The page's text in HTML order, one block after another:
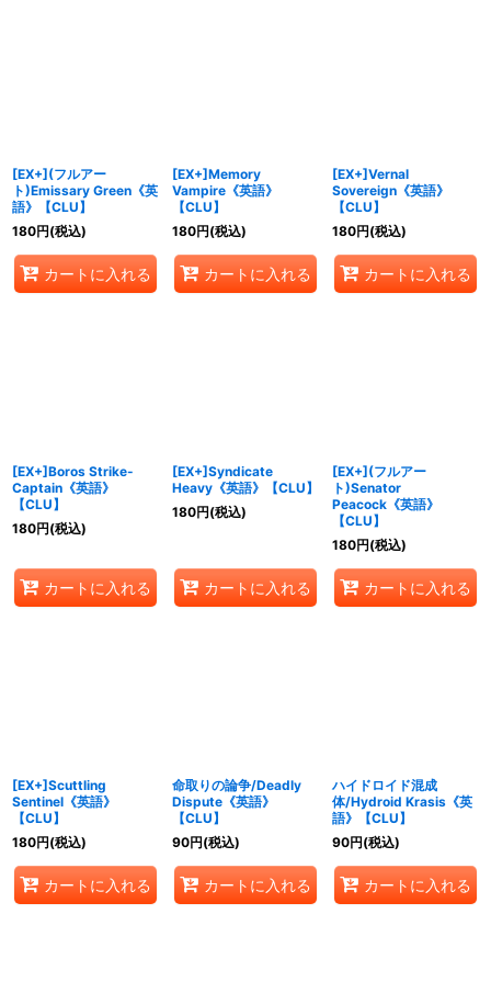
[EX+](フルアー
ト)Emissary Green《英
語》【CLU】
180円(税込)
カートに入れる
[EX+]Memory
Vampire《英語》
【CLU】
180円(税込)
カートに入れる
[EX+]Vernal
Sovereign《英語》
【CLU】
180円(税込)
カートに入れる
[EX+]Boros Strike-
Captain《英語》
【CLU】
180円(税込)
カートに入れる
[EX+]Syndicate
Heavy《英語》【CLU】
180円(税込)
カートに入れる
[EX+](フルアー
ト)Senator
Peacock《英語》
【CLU】
180円(税込)
カートに入れる
[EX+]Scuttling
Sentinel《英語》
【CLU】
180円(税込)
カートに入れる
命取りの論争/Deadly
Dispute《英語》
【CLU】
90円(税込)
カートに入れる
ハイドロイド混成
体/Hydroid Krasis《英
語》【CLU】
90円(税込)
カートに入れる